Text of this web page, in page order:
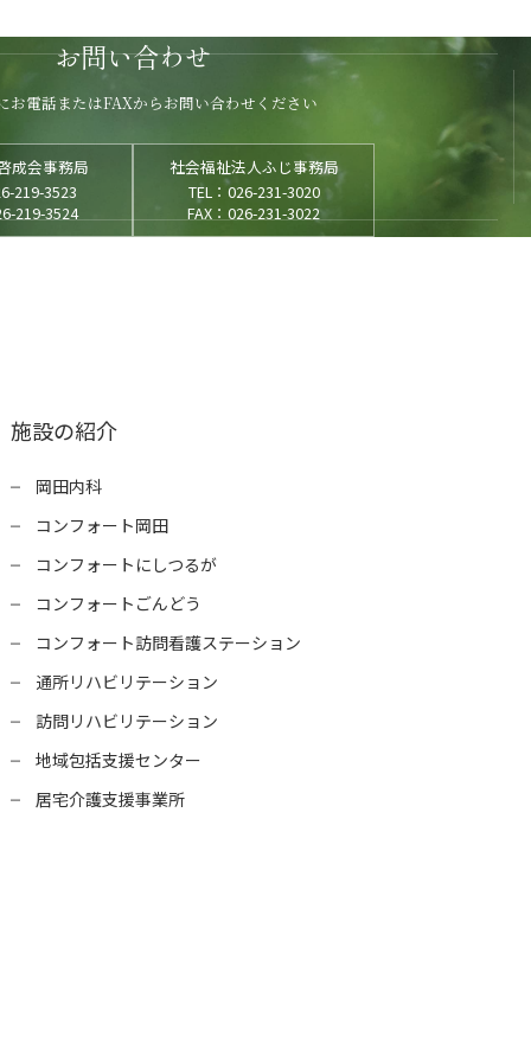
お問い合わせ
お電話またはFAXからお問い合わせください
成会事務局
219-3523
219-3524
社会福祉法人ふじ事務局
TEL：026-231-3020
FAX：026-231-3022
施設の紹介
岡田内科
コンフォート岡田
コンフォートにしつるが
コンフォートごんどう
コンフォート訪問看護ステーション
通所リハビリテーション
訪問リハビリテーション
地域包括支援センター
居宅介護支援事業所